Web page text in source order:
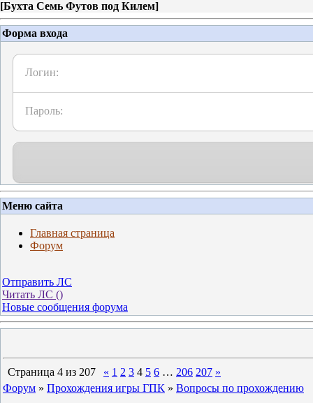
[Бухта Семь Футов под Килем]
Форма входа
Логин:
Пароль:
Меню сайта
Главная страница
Форум
Отправить ЛС
Читать ЛС ()
Новые сообщения форума
Страница 4 из 207 « 1 2 3 4 5 6 … 206 207 »
Форум » Прохождения игры ГПК » Вопросы по прохождению